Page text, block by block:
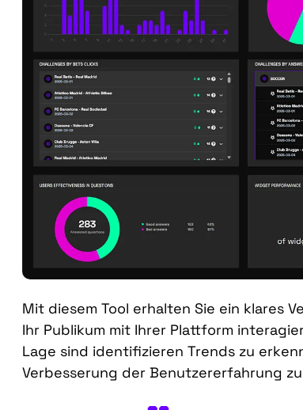
Mit diesem Tool erhalten Sie ein klares
Ihr Publikum mit Ihrer Plattform
Lage sind identifizieren Trends zu
Verbesserung der Benutzererfahrung